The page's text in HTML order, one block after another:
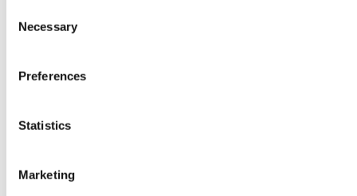
Selection
Necessary
Preferences
Statistics
Marketing